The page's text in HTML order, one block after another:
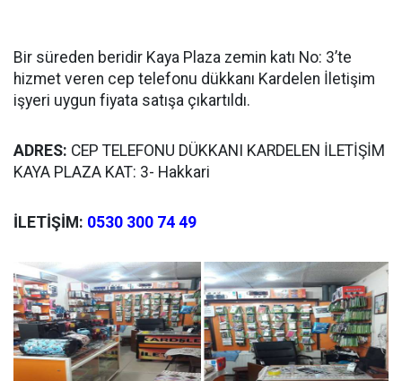
Bir süreden beridir Kaya Plaza zemin katı No: 3’te
hizmet veren cep telefonu dükkanı Kardelen İletişim
işyeri uygun fiyata satışa çıkartıldı.
ADRES: CEP TELEFONU DÜKKANI KARDELEN İLETİŞİM
KAYA PLAZA KAT: 3- Hakkari
İLETİŞİM: 0530 300 74 49